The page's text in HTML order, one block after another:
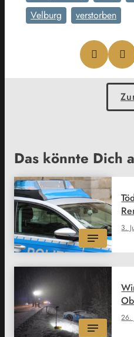
Velburg
verstorben
Das könnte Dich
3.
26.